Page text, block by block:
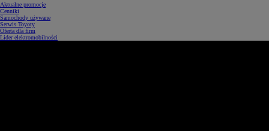
Aktualne promocje
Cenniki
Samochody używane
Serwis Toyoty
Oferta dla firm
Lider elektromobilności